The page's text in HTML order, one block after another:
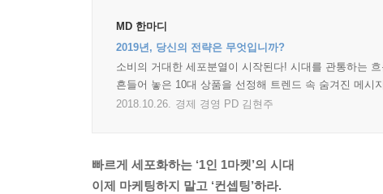
MD 한마디
2019년, 당신의 전략은 무엇입니까?
소비의 거대한 세포분열이 시작된다! 시대를 관통하는
흔들어 놓은 10대 상품을 선정해 트렌드 속 숨겨진 메시
2018.10.26. 경제 경영 PD 김현주
빠르게 세포화하는 ‘1인 1마켓’의 시대
이제 마케팅하지 말고 ‘컨셉팅’하라.